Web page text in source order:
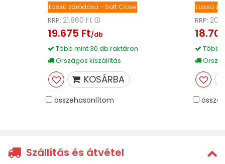
Lassú záródású - Soft Close
RRP: 21.860 Ft
19.675 Ft/db
Több mint 30 db raktáron
Országos kiszállítás
KOSÁRBA
összehasonlítom
Lassú
RRP:
Több
Szállítás és átvétel